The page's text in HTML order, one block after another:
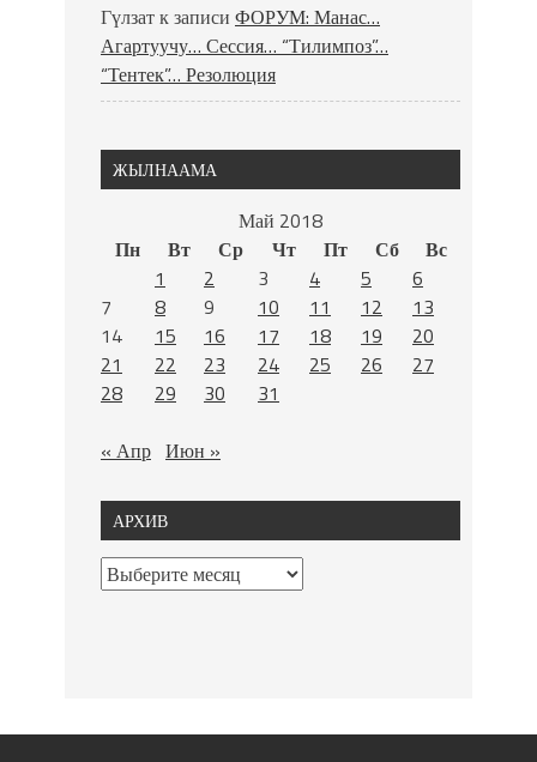
Гүлзатк записи ФОРУМ: Манас…
Агартуучу… Сессия… “Тилимпоз”…
“Тентек”… Резолюция
ЖЫЛНААМА
Май 2018
Пн
Вт Ср Чт Пт Сб
Вс
1
2 3 4 5
6
7
8 9 10 11 12
13
14
15 16 17 18 19
20
21
22 23 24 25 26
27
28
29 30
31
« Апр Июн »
АРХИВ